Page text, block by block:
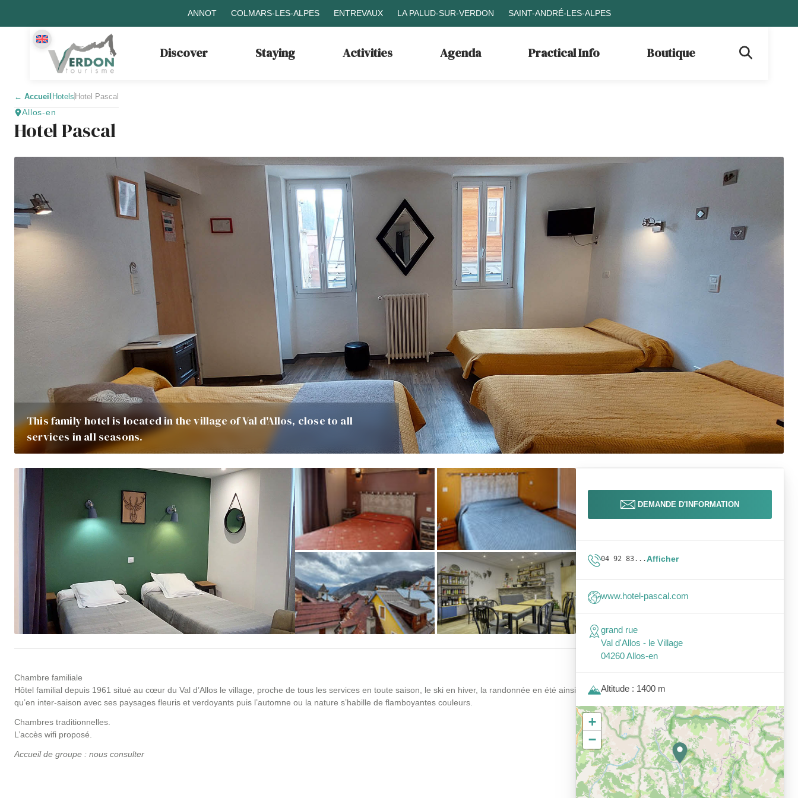
ANNOT COLMARS-LES-ALPES ENTREVAUX LA PALUD-SUR-VERDON SAINT-ANDRÉ-LES-ALPES
Discover Staying Activities Agenda Practical Info Boutique
← Accueil Hotels Hotel Pascal
Allos-en
Hotel Pascal
This family hotel is located in the village of Val d'Allos, close to all
services in all seasons.
Chambre familiale
Hôtel familial depuis 1961 situé au cœur du Val d’Allos le village, proche de tous les services en toute saison, le ski en hiver, la randonnée en été ainsi
qu’en inter-saison avec ses paysages fleuris et verdoyants puis l’automne ou la nature s’habille de flamboyantes couleurs.
Chambres traditionnelles.
L’accès wifi proposé.
Accueil de groupe : nous consulter
DEMANDE D'INFORMATION
04 92 83...Afficher
www.hotel-pascal.com
grand rue
Val d'Allos - le Village
04260 Allos-en
Altitude : 1400 m
+
−